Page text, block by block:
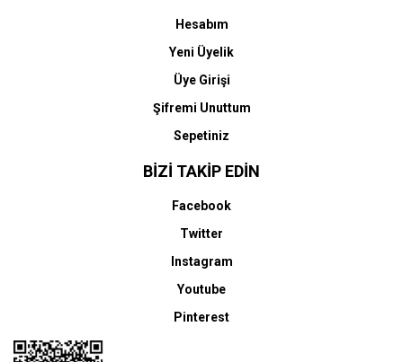
Hesabım
Yeni Üyelik
Üye Girişi
Şifremi Unuttum
Sepetiniz
BİZİ TAKİP EDİN
Facebook
Twitter
Instagram
Youtube
Pinterest